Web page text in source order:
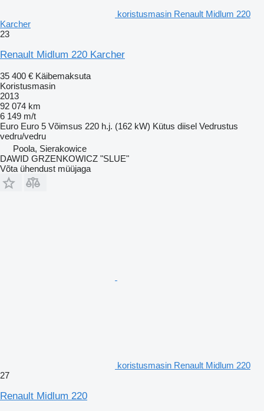
koristusmasin Renault Midlum 220
Karcher
23
Renault Midlum 220 Karcher
35 400 € Käibemaksuta
Koristusmasin
2013
92 074 km
6 149 m/t
Euro Euro 5 Võimsus 220 h.j. (162 kW) Kütus diisel Vedrustus
vedru/vedru
Poola, Sierakowice
DAWID GRZENKOWICZ "SLUE"
Võta ühendust müüjaga
koristusmasin Renault Midlum 220
27
Renault Midlum 220